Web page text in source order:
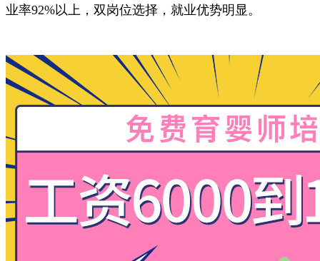
业率92%以上，双岗位选择，就业优势明显。